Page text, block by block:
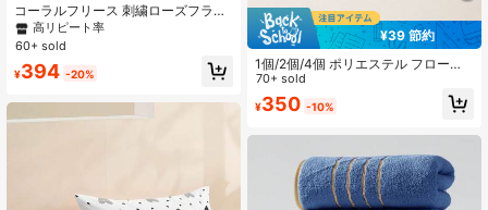
コーラルフリース 刺繍ローズフラワ
ー ホリデーギフト バスルームタオ
ル/バスタオル 田園ロマンチックスタ
ストリム フェイスタオル またはバス
ムデコレーション バレンタインデー
ギフト
高リピート率
60+ sold
¥394 -20%
¥39 節約
1個/2個/4個 ポリエステル フローラ
ル柄 枕カバー(枕芯は含まれませ
ん)、柔らかく快適、オールシーズン
使用可能
70+ sold
¥350 -10%